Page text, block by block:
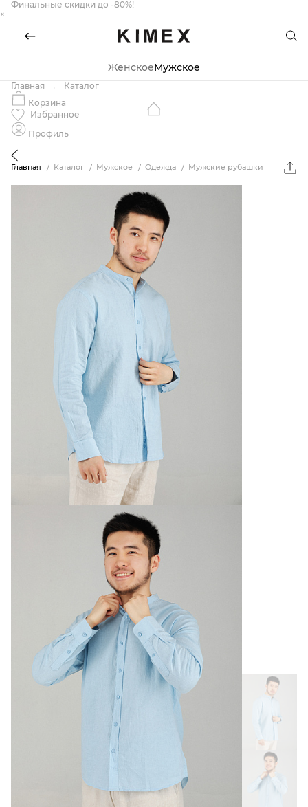
Финальные скидки до -80%!
×
ЖенскоеМужское
Главная
Каталог
Корзина
Избранное
Профиль
Главная Каталог Мужское Одежда Мужские рубашки